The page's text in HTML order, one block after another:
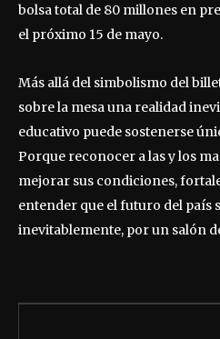
bolsa total de 80 millones en
el próximo 15 de mayo.
Más allá del simbolismo del
sobre la mesa una realidad
educativo puede sostenerse
Porque reconocer a las y los
mejorar sus condiciones,
entender que el futuro del país
inevitablemente, por un salón